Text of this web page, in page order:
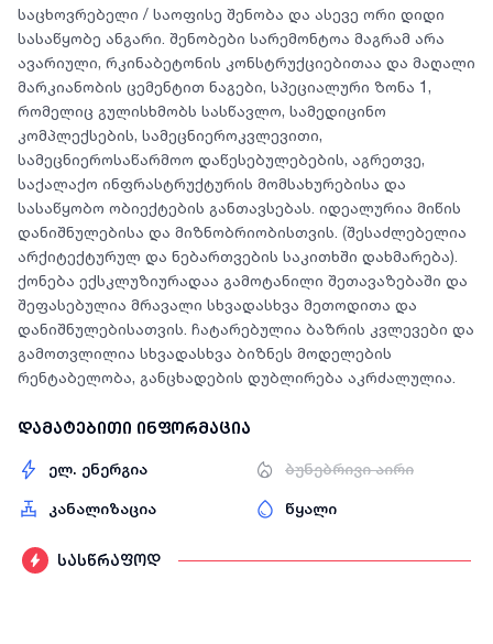
საცხოვრებელი / საოფისე შენობა და ასევე ორი დიდი
სასაწყობე ანგარი. შენობები სარემონტოა მაგრამ არა
ავარიული, რკინაბეტონის კონსტრუქციებითაა და მაღალი
მარკიანობის ცემენტით ნაგები, სპეციალური ზონა 1,
რომელიც გულისხმობს სასწავლო, სამედიცინო
კომპლექსების, სამეცნიეროკვლევითი,
სამეცნიეროსაწარმოო დაწესებულებების, აგრეთვე,
საქალაქო ინფრასტრუქტურის მომსახურებისა და
სასაწყობო ობიექტების განთავსებას. იდეალურია მიწის
დანიშნულებისა და მიზნობრიობისთვის. (შესაძლებელია
არქიტექტურულ და ნებართვების საკითხში დახმარება).
ქონება ექსკლუზიურადაა გამოტანილი შეთავაზებაში და
შეფასებულია მრავალი სხვადასხვა მეთოდითა და
დანიშნულებისათვის. ჩატარებულია ბაზრის კვლევები და
გამოთვლილია სხვადასხვა ბიზნეს მოდელების
რენტაბელობა, განცხადების დუბლირება აკრძალულია.
დამატებითი ინფორმაცია
ელ. ენერგია ბუნებრივი აირი
კანალიზაცია წყალი
სასწრაფოდ